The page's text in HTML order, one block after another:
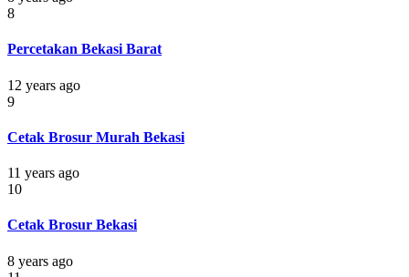
8
Percetakan Bekasi Barat
12 years ago
9
Cetak Brosur Murah Bekasi
11 years ago
10
Cetak Brosur Bekasi
8 years ago